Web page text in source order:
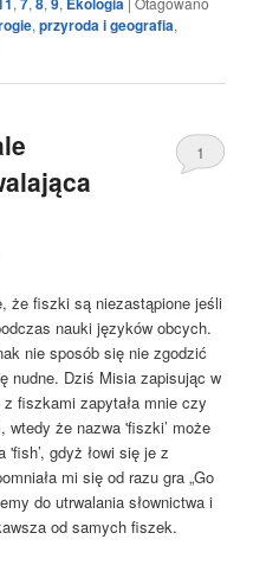
,przyroda i geografia,
1
że fiszki są niezastąpione jeśli
nauki języków obcych.
nie sposób się nie zgodzić
nudne. Dziś Misia zapisując w
fiszkami zapytała mnie czy
wtedy że nazwa 'fiszki’ może
gdyż łowi się je z
mi się od razu gra „Go
do utrwalania słownictwa i
od samych fiszek.